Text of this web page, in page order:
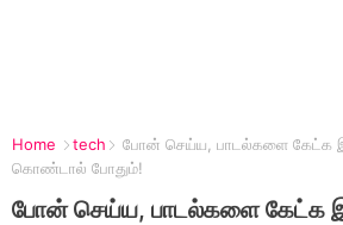
Home tech
போன் செய்ய, பாடல்களை கேட்க
கொண்டால் போதும்!
போன் செய்ய, பாடல்களை கேட்க